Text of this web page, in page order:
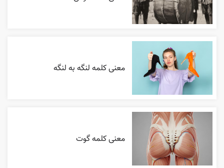
معنی کلمه لنگه به لنگه
معنی کلمه گوت